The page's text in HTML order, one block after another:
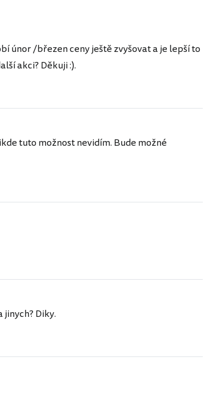
únor /březen ceny ještě zvyšovat a je lepší to
akci? Děkuji :).
tuto možnost nevidím. Bude možné
jinych? Diky.